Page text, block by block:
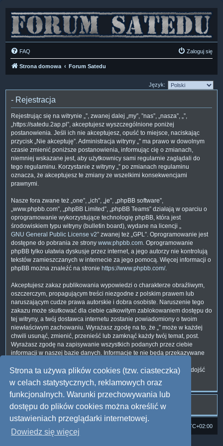
Strona ta używa plików cookies (tzw. ciasteczka)
w celach statystycznych, reklamowych oraz
funkcjonalnych. Warunki przechowywania lub
dostępu do plików cookies można określić w
ustawieniach przeglądarki internetowej.
Dowiedz się więcej
FAQ Zaloguj się
Strona domowa Forum Satedu
Język:
- Rejestracja
Rejestrując się na witrynie „”, zwanej dalej „my”, ”nas”, „nasza”, „”,
„https://satedu.2ap.pl”, akceptujesz wyszczególnione poniżej
postanowienia. Jeśli ich nie akceptujesz, opuść to miejsce, naciskając
przycisk „Nie akceptuję”. Administracja witryny „” ma prawo w dowolnym
czasie zmienić poniższe postanowienia, informując cię o zmianach,
niemniej wskazane jest, aby użytkownicy sami regularnie zaglądali do
tego regulaminu. Korzystanie z witryny „” po zmianach regulaminu
oznacza, że akceptujesz te zmiany ze wszelkimi konsekwencjami
prawnymi.
Nasze fora zwane też „one”, „ich”, „je”, „phpBB software”,
„www.phpbb.com”, „phpBB Limited”, „phpBB Teams” działają w oparciu o
oprogramowanie wykorzystujące technologię phpBB, która jest
środowiskiem typu witryny (bulletin board), wydane na licencji „
GNU General Public License v2” zwanej też „GPL”. Oprogramowanie jest
dostępne do pobrania ze strony www.phpbb.com. Oprogramowanie
phpBB tylko ułatwia dyskusje przez internet, a jego autorzy nie kontrolują
tekstów zamieszczanych w internecie za jego pomocą. Więcej informacji o
phpBB można znaleźć na stronie https://www.phpbb.com/.
Akceptujesz zakaz publikowania wypowiedzi o charakterze obraźliwym,
oszczerczym, propagującym treści niezgodne z polskim prawem lub
naruszającym cudze prawa autorskie i dobra osobiste. Naruszenie tego
zakazu może skutkować dla ciebie całkowitym zablokowaniem dostępu do
tej witryny, a twój dostawca internetu zostanie powiadomiony o twoim
niewłaściwym zachowaniu. Wyrażasz zgodę na to, że „” może w każdej
chwili usunąć, zmienić, przenieść lub zamknąć każdy twój temat, post.
Wyrażasz zgodę na zapisywanie wszystkich podanych przez ciebie
informacji w naszej bazie danych. Informacje te nie będą przekazywane
odpowiedzialności za włamania do witryny, podczas których może dojść
do kradzieży danych.
UTC+02:00